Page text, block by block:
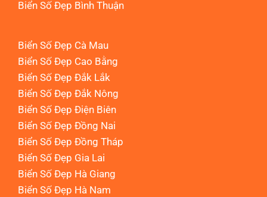
Biển Số Đẹp Bình Thuận
Biển Số Đẹp Cà Mau
Biển Số Đẹp Cao Bằng
Biển Số Đẹp Đắk Lắk
Biển Số Đẹp Đắk Nông
Biển Số Đẹp Điện Biên
Biển Số Đẹp Đồng Nai
Biển Số Đẹp Đồng Tháp
Biển Số Đẹp Gia Lai
Biển Số Đẹp Hà Giang
Biển Số Đẹp Hà Nam